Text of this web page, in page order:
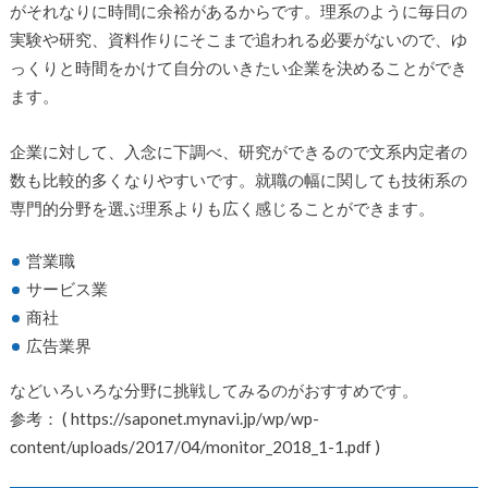
がそれなりに時間に余裕があるからです。理系のように毎日の
実験や研究、資料作りにそこまで追われる必要がないので、ゆ
っくりと時間をかけて自分のいきたい企業を決めることができ
ます。
企業に対して、入念に下調べ、研究ができるので文系内定者の
数も比較的多くなりやすいです。就職の幅に関しても技術系の
専門的分野を選ぶ理系よりも広く感じることができます。
営業職
サービス業
商社
広告業界
などいろいろな分野に挑戦してみるのがおすすめです。
参考： ( https://saponet.mynavi.jp/wp/wp-
content/uploads/2017/04/monitor_2018_1-1.pdf )